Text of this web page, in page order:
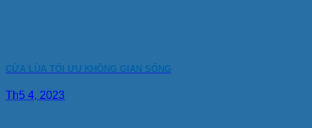
CỬA LÙA TỐI ƯU KHÔNG GIAN SỐNG
Th5 4, 2023